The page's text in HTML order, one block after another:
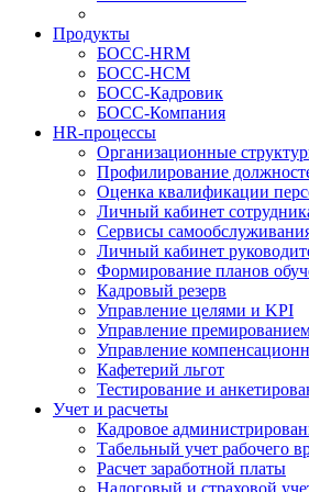
Продукты
БОСС-HRM
БОСС-HCM
БОСС-Кадровик
БОСС-Компания
HR-процессы
Организационные
Профилирование
Оценка квалификации
Личный кабинет
Сервисы
Личный кабинет
Формирование планов
Кадровый резерв
Управление целями и KPI
Управление
Управление
Кафетерий льгот
Тестирование и
Учет и расчеты
Кадровое
Табельный учет рабочего
Расчет заработной платы
Налоговый и страховой